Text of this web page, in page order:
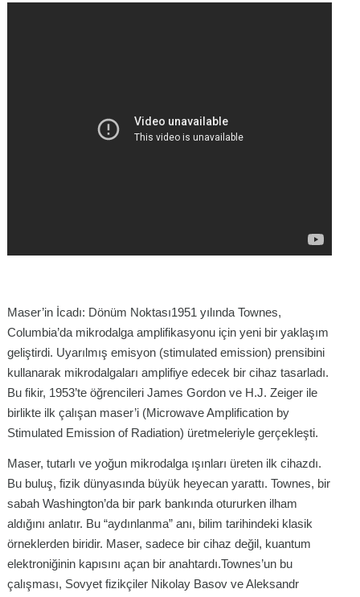
Maser’in İcadı: Dönüm Noktası1951 yılında Townes,
Columbia’da mikrodalga amplifikasyonu için yeni bir yaklaşım
geliştirdi. Uyarılmış emisyon (stimulated emission) prensibini
kullanarak mikrodalgaları amplifiye edecek bir cihaz tasarladı.
Bu fikir, 1953’te öğrencileri James Gordon ve H.J. Zeiger ile
birlikte ilk çalışan maser’i (Microwave Amplification by
Stimulated Emission of Radiation) üretmeleriyle gerçekleşti.
Maser, tutarlı ve yoğun mikrodalga ışınları üreten ilk cihazdı.
Bu buluş, fizik dünyasında büyük heyecan yarattı. Townes, bir
sabah Washington’da bir park bankında otururken ilham
aldığını anlatır. Bu “aydınlanma” anı, bilim tarihindeki klasik
örneklerden biridir. Maser, sadece bir cihaz değil, kuantum
elektroniğinin kapısını açan bir anahtardı.Townes’un bu
çalışması, Sovyet fizikçiler Nikolay Basov ve Aleksandr